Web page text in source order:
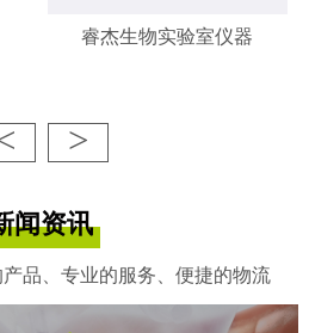
睿杰生物实验室仪器
剂
>
闻资讯
品、专业的服务、便捷的物流